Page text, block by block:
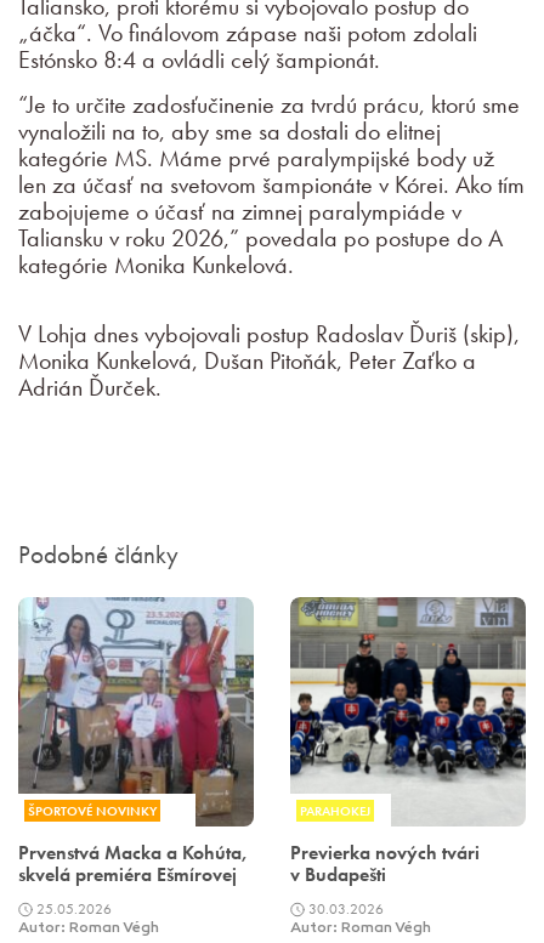
Taliansko, proti ktorému si vybojovalo postup do
„áčka“. Vo finálovom zápase naši potom zdolali
Estónsko 8:4 a ovládli celý šampionát.
“Je to určite zadosťučinenie za tvrdú prácu, ktorú sme
vynaložili na to, aby sme sa dostali do elitnej
kategórie MS. Máme prvé paralympijské body už
len za účasť na svetovom šampionáte v Kórei. Ako tím
zabojujeme o účasť na zimnej paralympiáde v
Taliansku v roku 2026,” povedala po postupe do A
kategórie Monika Kunkelová.
V Lohja dnes vybojovali postup Radoslav Ďuriš (skip),
Monika Kunkelová, Dušan Pitoňák, Peter Zaťko a
Adrián Ďurček.
Podobné články
ŠPORTOVÉ NOVINKY
Prvenstvá Macka a Kohúta,
skvelá premiéra Ešmírovej
25.05.2026
Autor: Roman Végh
PARAHOKEJ
Previerka nových tvári
v Budapešti
30.03.2026
Autor: Roman Végh